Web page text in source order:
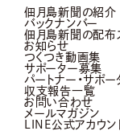
佃月島新聞の紹介
バックナンバー
佃月島新聞の配布
お知らせ
つくつき動画集
サポーター募集
パートナー・サポ
収支報告一覧
お問い合わせ
メールマガジン
LINE公式アカウン